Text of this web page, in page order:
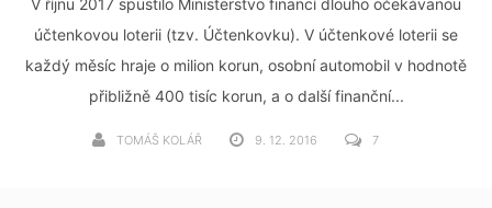
účtenkovou loterii (tzv. Účtenkovku). V účtenkové loterii se
každý měsíc hraje o milion korun, osobní automobil v hodnotě
přibližně 400 tisíc korun, a o další finanční...
TOMÁŠ KOLÁŘ 9. 12. 2016 7